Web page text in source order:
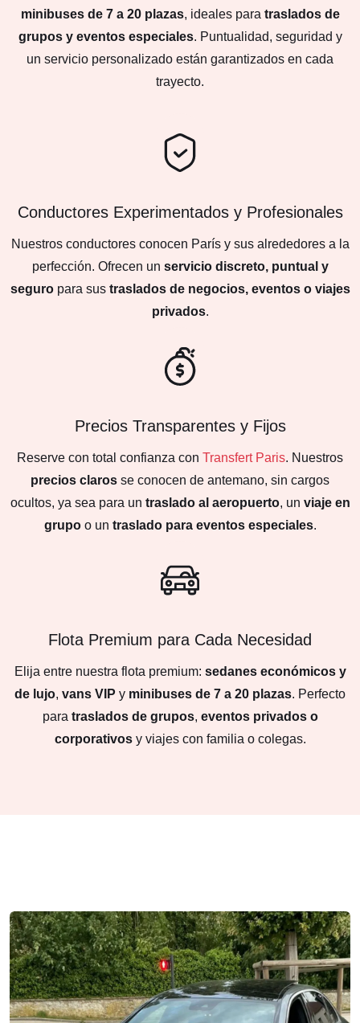
minibuses de 7 a 20 plazas, ideales para traslados de
grupos y eventos especiales. Puntualidad, seguridad y
un servicio personalizado están garantizados en cada
trayecto.
Conductores Experimentados y Profesionales
Nuestros conductores conocen París y sus alrededores a la
perfección. Ofrecen un servicio discreto, puntual y
seguropara sus traslados de negocios, eventos o viajes
privados.
Precios Transparentes y Fijos
Reserve con total confianza con Transfert Paris. Nuestros
precios claros se conocen de antemano, sin cargos
ocultos, ya sea para un traslado al aeropuerto, un viaje en
grupoo un traslado para eventos especiales.
Flota Premium para Cada Necesidad
Elija entre nuestra flota premium: sedanes económicos y
de lujo, vans VIP y minibuses de 7 a 20 plazas. Perfecto
para traslados de grupos, eventos privados o
corporativosy viajes con familia o colegas.